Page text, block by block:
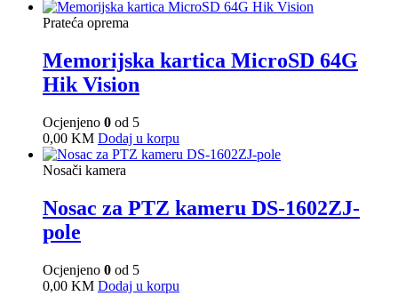
Prateća oprema
Memorijska kartica MicroSD 64G
Hik Vision
Ocjenjeno 0 od 5
0,00 KM Dodaj u korpu
Nosači kamera
Nosac za PTZ kameru DS-1602ZJ-
pole
Ocjenjeno 0 od 5
0,00 KM Dodaj u korpu